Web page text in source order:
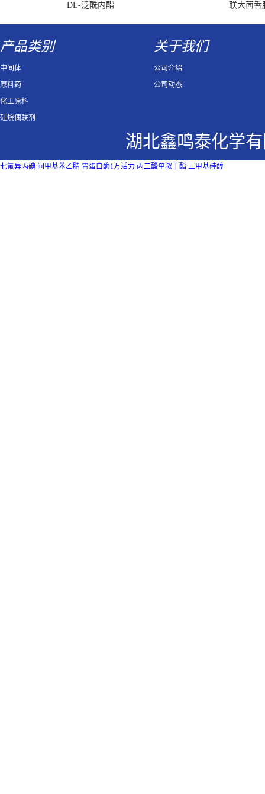
DL-泛酰内酯 联大茴香
产品类别
中间体
原料药
化工原料
硅烷偶联剂
关于我们
公司介绍
公司动态
湖北鑫鸣泰化学
七氟异丙碘 间甲基苯乙腈 胃蛋白酶1万活力 丙二酸单叔丁酯 三甲基硅醇